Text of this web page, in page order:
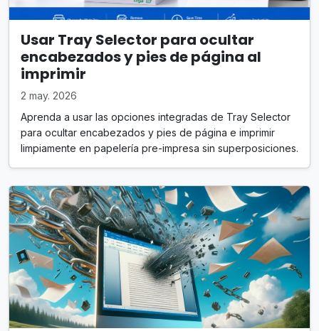
Usar Tray Selector para ocultar
encabezados y pies de página al
imprimir
2 may. 2026
Aprenda a usar las opciones integradas de Tray Selector
para ocultar encabezados y pies de página e imprimir
limpiamente en papelería pre-impresa sin superposiciones.